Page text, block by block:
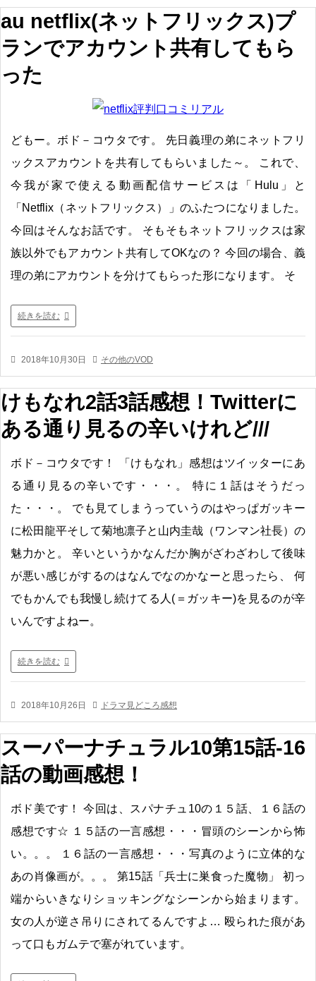
au netflix(ネットフリックス)プ
ランでアカウント共有してもら
った
どもー。ボド－コウタです。 先日義理の弟にネットフリ
ックスアカウントを共有してもらいました～。 これで、
今我が家で使える動画配信サービスは「Hulu」と
「Netflix（ネットフリックス）」のふたつになりました。
今回はそんなお話です。 そもそもネットフリックスは家
族以外でもアカウント共有してOKなの？ 今回の場合、義
理の弟にアカウントを分けてもらった形になります。 そ
続きを読む
2018年10月30日 その他のVOD
けもなれ2話3話感想！Twitterに
ある通り見るの辛いけれど///
ボド－コウタです！ 「けもなれ」感想はツイッターにあ
る通り見るの辛いです・・・。 特に１話はそうだっ
た・・・。 でも見てしまうっていうのはやっぱガッキー
に松田龍平そして菊地凛子と山内圭哉（ワンマン社長）の
魅力かと。 辛いというかなんだか胸がざわざわして後味
が悪い感じがするのはなんでなのかなーと思ったら、 何
でもかんでも我慢し続けてる人(＝ガッキー)を見るのが辛
いんですよねー。
続きを読む
2018年10月26日 ドラマ見どころ感想
スーパーナチュラル10第15話-16
話の動画感想！
ボド美です！ 今回は、スパナチュ10の１５話、１６話の
感想です☆ １５話の一言感想・・・冒頭のシーンから怖
い。。。 １６話の一言感想・・・写真のように立体的な
あの肖像画が。。。 第15話「兵士に巣食った魔物」 初っ
端からいきなりショッキングなシーンから始まります。
女の人が逆さ吊りにされてるんですよ… 殴られた痕があ
って口もガムテで塞がれています。